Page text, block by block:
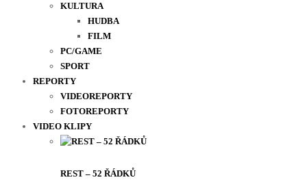
KULTURA
HUDBA
FILM
PC/GAME
SPORT
REPORTY
VIDEOREPORTY
FOTOREPORTY
VIDEO KLIPY
REST – 52 ŘÁDKŮ